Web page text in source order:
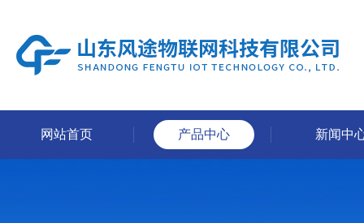
网站首页 产品中心 新闻中